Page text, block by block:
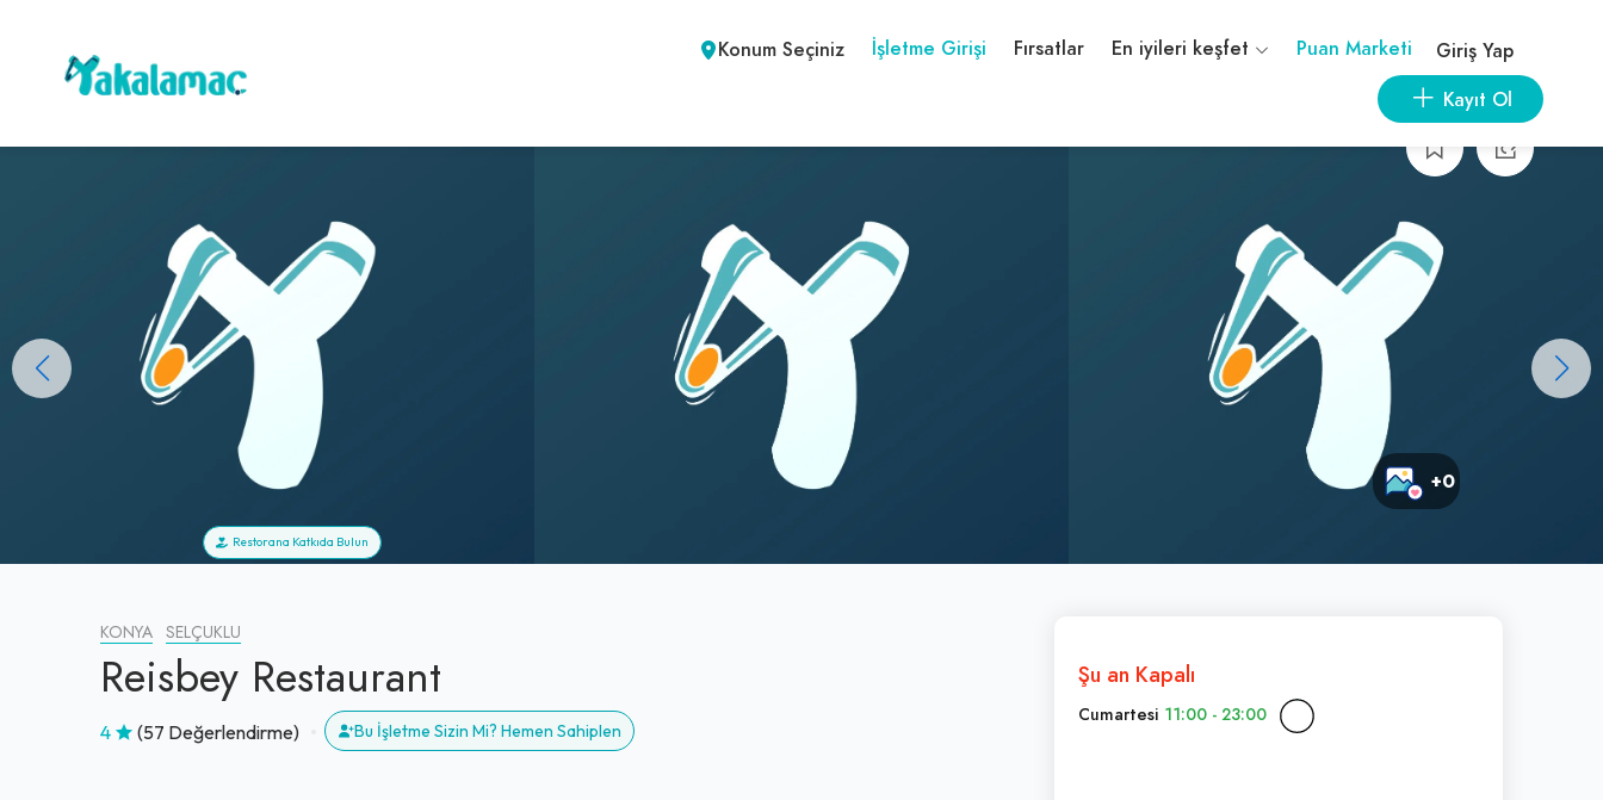
Konum Seçiniz İşletme Girişi Fırsatlar En iyileri keşfet Puan Marketi
Giriş Yap
Kayıt Ol
+0
Restorana Katkıda Bulun
KONYA SELÇUKLU
Reisbey Restaurant
4 (57 Değerlendirme) Bu İşletme Sizin Mi? Hemen Sahiplen
Şu an Kapalı
Cumartesi 11:00 - 23:00